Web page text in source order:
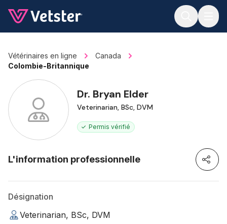
Vétérinaires en ligne
Canada
Colombie-Britannique
Dr. Bryan Elder
Veterinarian, BSc, DVM
Permis vérifié
L'information professionnelle
Désignation
Veterinarian, BSc, DVM